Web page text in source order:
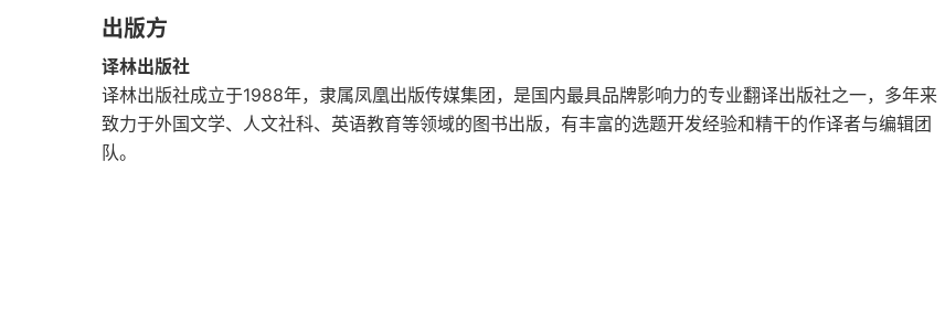
个有限大小的环境，并不会特别困难。人类与外星文明也许无法直接相拥，但是总是能够找到办
🌶
同观点，宇宙中的智能生物间更可能的是惺惺相惜而不是相互掠夺。地球上的传统资源，基本都
是阳光的转化，而太阳光普照整个太阳系，看起来取之不尽用之不竭，何必独占、何来掠夺。这
是地球人与外星文明一次愉快的接触。我本将心向明月，恰逢明月照我心。身无彩凤双飞翼，心
出版方
译林出版社
译林出版社成立于1988年，隶属凤凰出版传媒集团，是国内最具品牌影响力的专业翻译出版社之一，多年来
致力于外国文学、人文社科、英语教育等领域的图书出版，有丰富的选题开发经验和精干的作译者与编辑团
队。